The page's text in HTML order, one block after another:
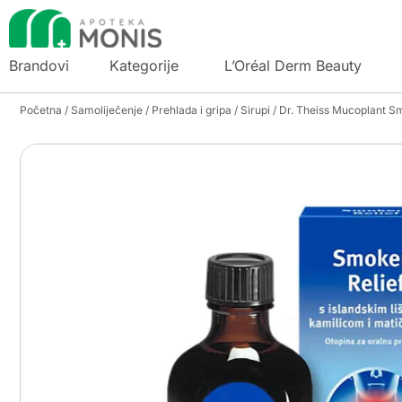
Brandovi Kategorije L’Oréal Derm Beauty
Početna / Samoliječenje / Prehlada i gripa / Sirupi / Dr. Theiss Mucoplant